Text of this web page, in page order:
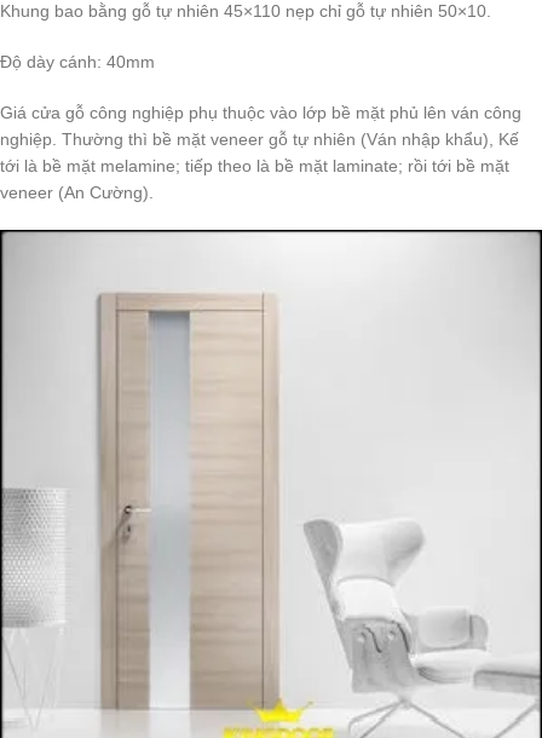
Khung bao bằng gỗ tự nhiên 45×110 nẹp chỉ gỗ tự nhiên 50×10.
Độ dày cánh: 40mm
Giá cửa gỗ công nghiệp phụ thuộc vào lớp bề mặt phủ lên ván công
nghiệp. Thường thì bề mặt veneer gỗ tự nhiên (Ván nhập khẩu), Kế
tới là bề mặt melamine; tiếp theo là bề mặt laminate; rồi tới bề mặt
veneer (An Cường).